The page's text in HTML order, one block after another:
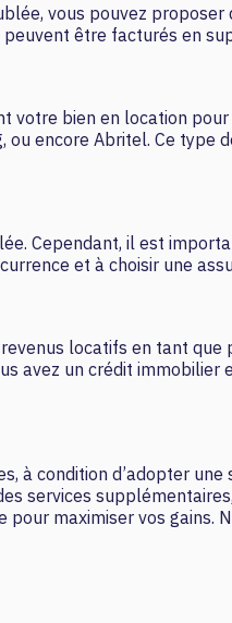
vous pouvez
être facturés en
bien en location
encore Abritel. Ce
Cependant, il est
et à choisir une
locatifs en tant
un crédit
condition d’adopter
services
maximiser vos